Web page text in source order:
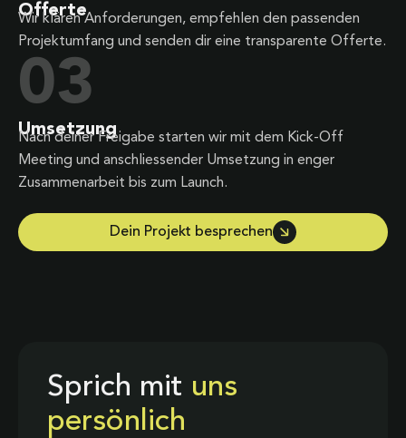
Offerte
Wir klären Anforderungen, empfehlen den passenden
Projektumfang und senden dir eine transparente Offerte.
03
Umsetzung
Nach deiner Freigabe starten wir mit dem Kick-Off
Meeting und anschliessender Umsetzung in enger
Zusammenarbeit bis zum Launch.
Dein Projekt besprechen
Sprich mit uns
persönlich